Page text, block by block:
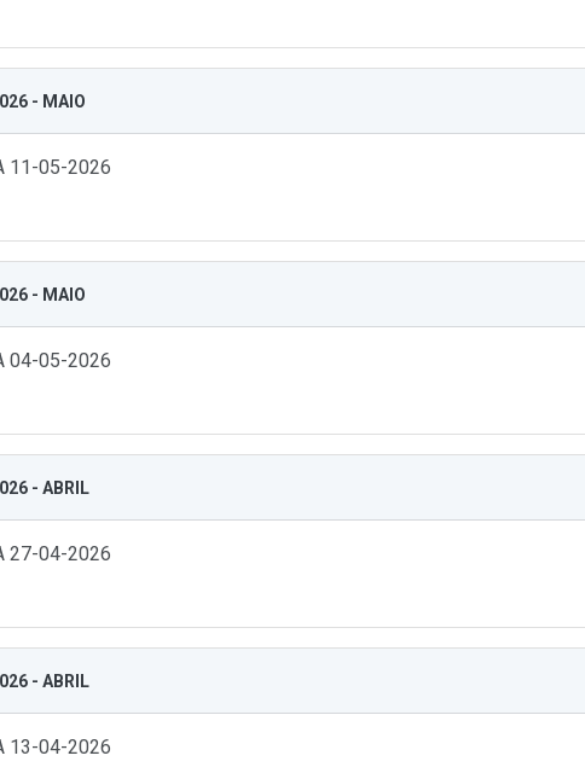
- MAIO
11-05-2026
- MAIO
04-05-2026
- ABRIL
27-04-2026
- ABRIL
13-04-2026